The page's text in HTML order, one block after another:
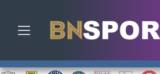
Toggle navigation